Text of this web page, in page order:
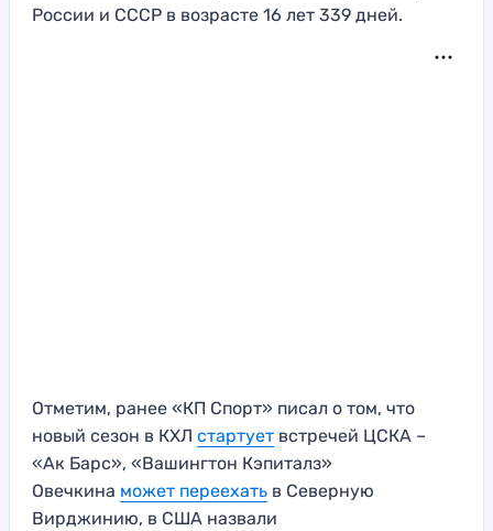
России и СССР в возрасте 16 лет 339 дней.
Отметим, ранее «КП Спорт» писал о том, что
новый сезон в КХЛ стартует встречей ЦСКА –
«Ак Барс», «Вашингтон Кэпиталз»
Овечкина может переехать в Северную
Вирджинию, в США назвали